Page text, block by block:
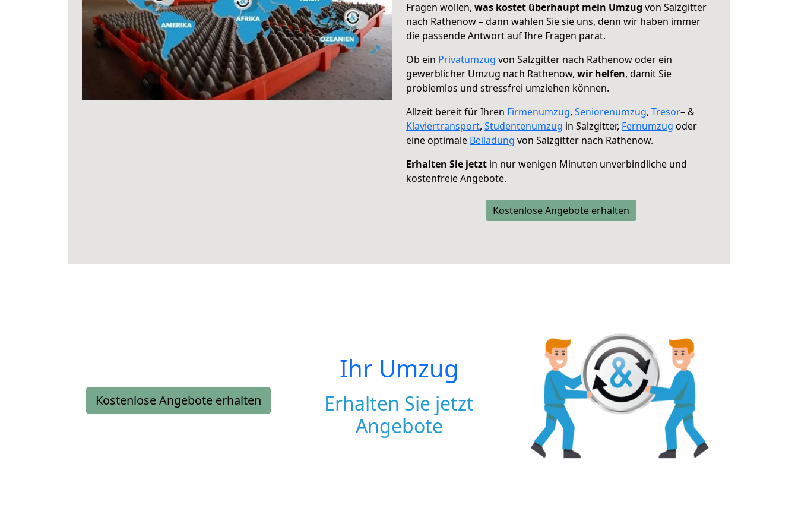
Fragen wollen, was kostet überhaupt mein Umzug von Salzgitter
nach Rathenow – dann wählen Sie sie uns, denn wir haben immer
die passende Antwort auf Ihre Fragen parat.
Ob ein Privatumzug von Salzgitter nach Rathenow oder ein
gewerblicher Umzug nach Rathenow, wir helfen, damit Sie
problemlos und stressfrei umziehen können.
Allzeit bereit für Ihren Firmenumzug, Seniorenumzug, Tresor– &
Klaviertransport, Studentenumzug in Salzgitter, Fernumzug oder
eine optimale Beiladung von Salzgitter nach Rathenow.
Erhalten Sie jetzt in nur wenigen Minuten unverbindliche und
kostenfreie Angebote.
Kostenlose Angebote erhalten
Kostenlose Angebote erhalten
Ihr Umzug
Erhalten Sie jetzt
Angebote